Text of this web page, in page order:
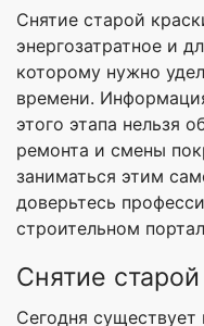
Снятие старой
энергозатратное и
которому нужно
времени.
этого этапа нельзя
ремонта и смены
заниматься этим
доверьтесь
строительном
Снятие
Сегодня существует